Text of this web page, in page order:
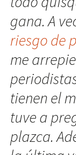
gana. A
riesgo de
me
tienen el
tuve a
plazca.